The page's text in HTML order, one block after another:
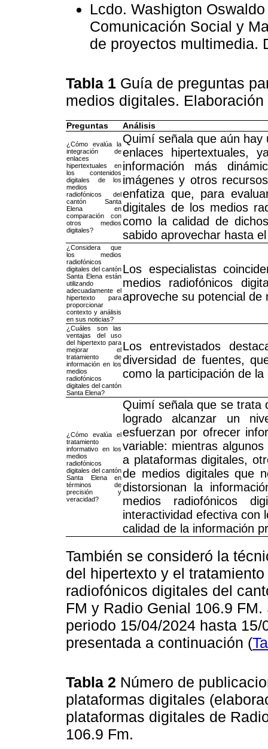
Lcdo. Washigton
Comunicación Social y
de proyectos multimedia.
Tabla 1 Guía de preguntas
medios digitales.
Preguntas Análisis
¿Cómo evalúa la
integración de
enlaces
hipertextuales en
los contenidos
digitales de los
medios
radiofónicos del
cantón Santa
Elena en
comparación con
otros medios
digitales?
Quimí señala que aún hay
enlaces hipertextuales,
información más
imágenes y otros
enfatiza que, para
digitales de los medios
como la calidad de
sabido aprovechar hasta
¿Considera que
los medios
radiofónicos
digitales del cantón
Santa Elena están
utilizando
adecuadamente el
hipertexto para
proporcionar
contexto y análisis
en sus noticias?
Los especialistas
medios radiofónicos
aproveche su potencial de
¿Cuáles son las
ventajas del uso
del hipertexto para
mejorar el
tratamiento de
información en los
medios
radiofónicos
digitales del cantón
Santa Elena?
Los entrevistados
diversidad de fuentes,
como la participación de la
¿Cómo evalúa el
tratamiento
informativo en los
medios
radiofónicos
digitales del cantón
Santa Elena en
términos de
precisión y
veracidad?
Quimí señala que se trata
logrado alcanzar un
esfuerzan por ofrecer
variable: mientras
a plataformas digitales,
de medios digitales que
distorsionan la
medios radiofónicos
interactividad efectiva con
calidad de la información
También se consideró la
del hipertexto y el
radiofónicos digitales del
FM y Radio Genial 106.9
periodo 15/04/2024 hasta
presentada a continuación (
Tabla 2 Número de
plataformas digitales
plataformas digitales de
106.9 Fm.